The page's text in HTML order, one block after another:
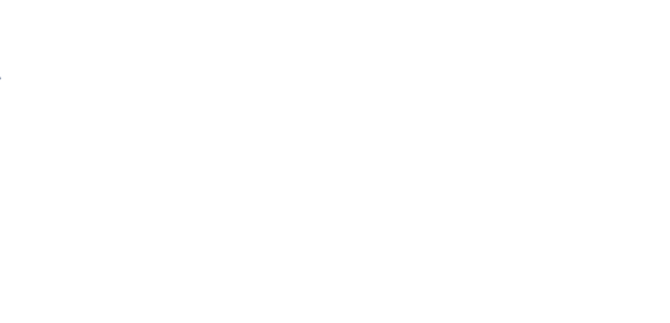
Markdown version of this page: /en/developer-guide/snowpark/